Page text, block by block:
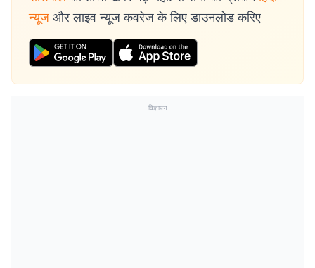
न्यूज और लाइव न्यूज कवरेज के लिए डाउनलोड करिए
विज्ञापन